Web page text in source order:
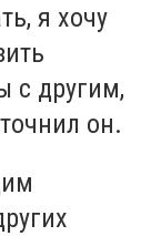
я хочу
с другим,
он.